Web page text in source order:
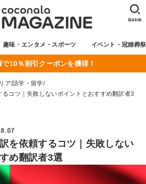
趣味・エンタメ・スポーツ イベント・冠婚葬祭
SEARCH
10％割引クーポンを獲得！
ア 語学・留学
るコツ｜失敗しないポイントとおすすめ翻訳者3
を依頼するコツ｜失敗しない
め翻訳者3選